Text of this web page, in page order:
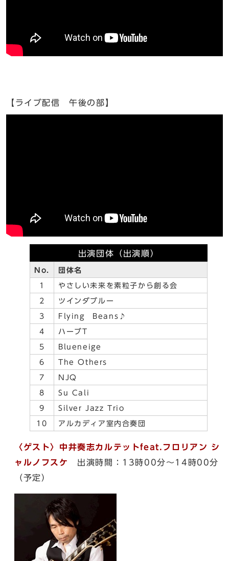
【ライブ配信 午後の部】
出演団体（出演順）
No. 団体名
1 やさしい未来を素粒子から創る会
2 ツインダブルー
3 Flying Beans♪
4 ハーブT
5 Blueneige
6 The Others
7 NJQ
8 Su Cali
9 Silver Jazz Trio
10 アルカディア室内合奏団
〈ゲスト〉中井奏志カルテットfeat.フロリアン シ
ャルノフスケ 出演時間：13時00分〜14時00分
（予定）